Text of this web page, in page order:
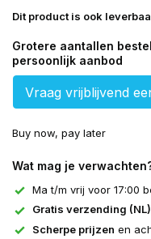
Dit product is ook
Grotere aantallen
persoonlijk aanbod
Vraag vrijblijvend
Buy now, pay later
Wat mag je
Ma t/m vrij voor 17:00
Gratis verzending (NL)
Scherpe prijzen en